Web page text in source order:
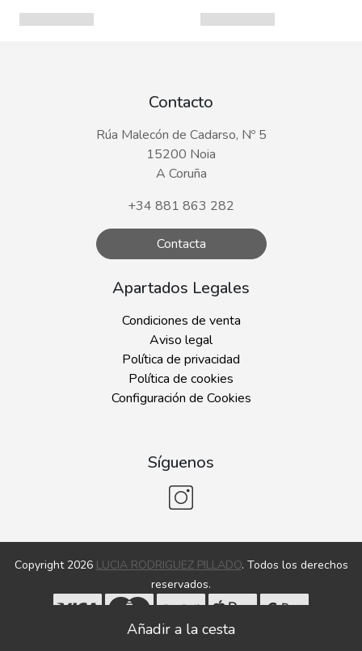
Contacto
Rúa Malecón de Cadarso, Nº 5
15200 Noia
A Coruña
+34 881 863 282
Contacta
Apartados Legales
Condiciones de venta
Aviso legal
Política de privacidad
Política de cookies
Configuración de Cookies
Síguenos
Copyright 2026 LUCIA RODRIGUEZ PILLADO. Todos los derechos
reservados.
Desarrollado porMEIGASOFT. Tecnología